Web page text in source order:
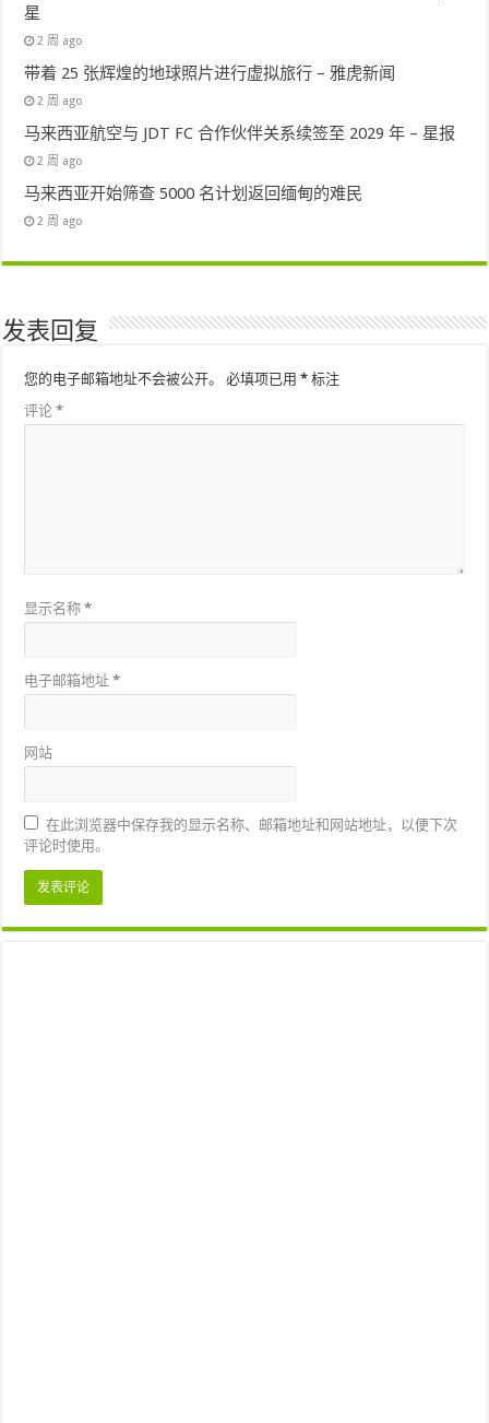
星
2 周 ago
带着 25 张辉煌的地球照片进行虚拟旅行 – 雅虎新闻
2 周 ago
马来西亚航空与 JDT FC 合作伙伴关系续签至 2029 年 – 星报
2 周 ago
马来西亚开始筛查 5000 名计划返回缅甸的难民
2 周 ago
发表回复
您的电子邮箱地址不会被公开。 必填项已用* 标注
评论*
显示名称*
电子邮箱地址*
网站
在此浏览器中保存我的显示名称、邮箱地址和网站地址，以便下次
评论时使用。